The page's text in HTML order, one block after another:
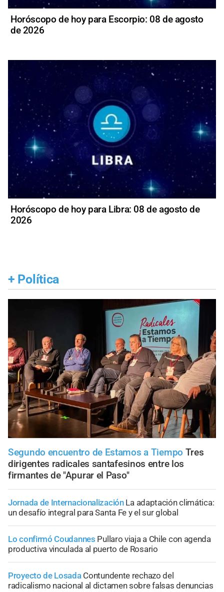
Horóscopo de hoy para Escorpio: 08 de agosto
de 2026
Horóscopo de hoy para Libra: 08 de agosto de
2026
+ Política
Segundo encuentro de Estamos a Tiempo Tres
dirigentes radicales santafesinos entre los
firmantes de "Apurar el Paso"
Jornada de Internacionalización La adaptación climática:
un desafío integral para Santa Fe y el sur global
Lo confirmó Coudannes Pullaro viaja a Chile con agenda
productiva vinculada al puerto de Rosario
Proyecto de Losada Contundente rechazo del
radicalismo nacional al dictamen sobre falsas denuncias